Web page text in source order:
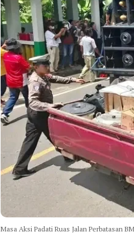
Masa Aksi Padati Ruas Jalan Perbatasan